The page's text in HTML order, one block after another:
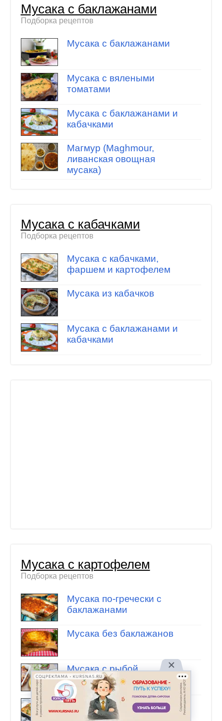
Мусака с баклажанами
Подборка рецептов
Мусака с баклажанами
Мусака с вялеными
томатами
Мусака с баклажанами и
кабачками
Магмур (Maghmour,
ливанская овощная
мусака)
Мусака с кабачками
Подборка рецептов
Мусака с кабачками,
фаршем и картофелем
Мусака из кабачков
Мусака с баклажанами и
кабачками
Мусака с картофелем
Подборка рецептов
Мусака по-гречески с
баклажанами
Мусака без баклажанов
Мусака с рыбой
Мусака с кабачками,
фаршем и картофелем
СОЦРЕКЛАМА • KURSNA5.RU